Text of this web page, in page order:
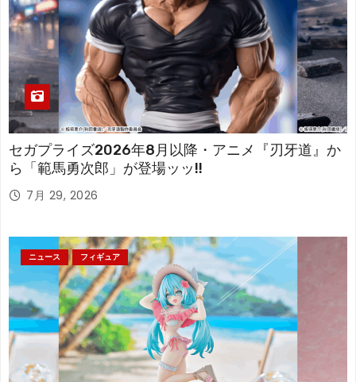
セガプライズ2026年8月以降・アニメ『刃牙道』か
ら「範馬勇次郎」が登場ッッ!!
7月 29, 2026
ニュース フィギュア